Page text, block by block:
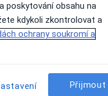
poskytování obsahu na
kdykoli zkontrolovat a
ochrany soukromí a
Přijmout